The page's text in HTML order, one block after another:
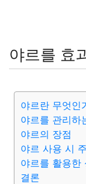
야르를 효
야르란 무엇인
야르를 관리하
야르의 장점
야르 사용 시
야르를 활용한
결론